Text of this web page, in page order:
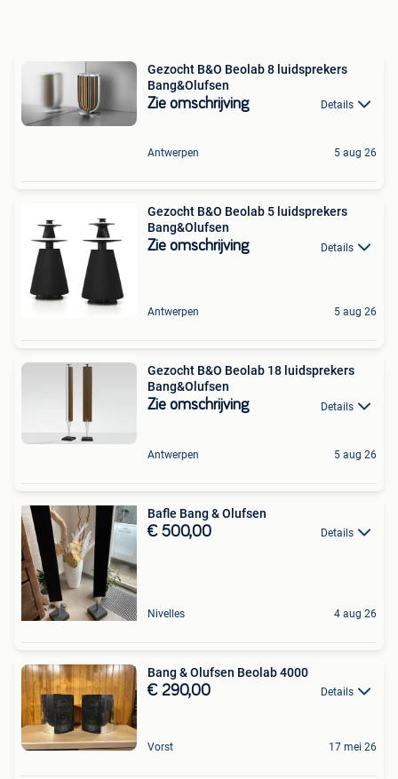
Gezocht B&O Beolab 8 luidsprekers
Bang&Olufsen
Zie omschrijving Details
Antwerpen 5 aug 26
Gezocht B&O Beolab 5 luidsprekers
Bang&Olufsen
Zie omschrijving Details
Antwerpen 5 aug 26
Gezocht B&O Beolab 18 luidsprekers
Bang&Olufsen
Zie omschrijving Details
Antwerpen 5 aug 26
Bafle Bang & Olufsen
€ 500,00 Details
Nivelles 4 aug 26
Bang & Olufsen Beolab 4000
€ 290,00 Details
Vorst 17 mei 26